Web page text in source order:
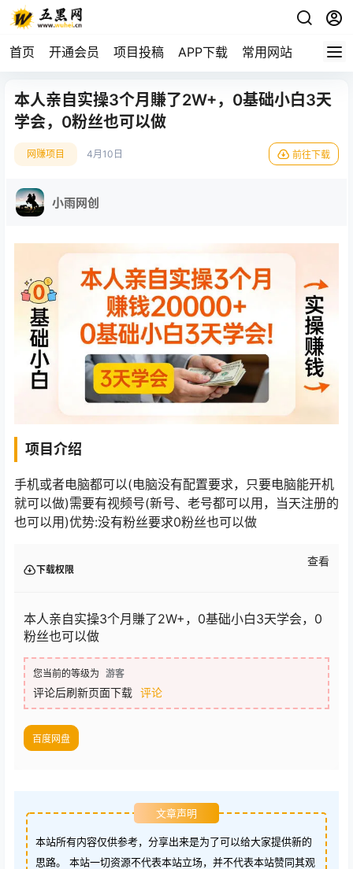
首页 开通会员 项目投稿 APP下载 常用网站
本人亲自实操3个月賺了2W+，0基础小白3天
学会，0粉丝也可以做
网赚项目 4月10日 前往下载
小雨网创
项目介绍
手机或者电脑都可以(电脑没有配置要求，只要电脑能开机
就可以做)需要有视频号(新号、老号都可以用，当天注册的
也可以用)优势:没有粉丝要求0粉丝也可以做
下载权限
查看
本人亲自实操3个月賺了2W+，0基础小白3天学会，0
粉丝也可以做
您当前的等级为 游客
评论后刷新页面下载 评论
百度网盘
文章声明
本站所有内容仅供参考，分享出来是为了可以给大家提供新的
思路。 本站一切资源不代表本站立场，并不代表本站赞同其观